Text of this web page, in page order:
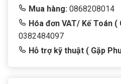
Mua hàng: 0868208014
Hóa đơn VAT/ Kế Toán (
0382484097
Hỗ trợ kỹ thuật ( Gặp